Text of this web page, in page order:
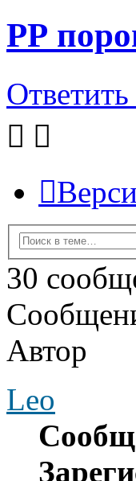
РР
Ответить
30
Автор
Leo